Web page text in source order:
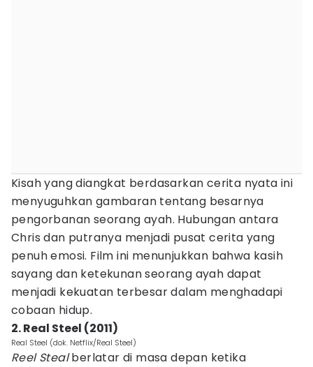
Kisah yang diangkat berdasarkan cerita nyata ini
menyuguhkan gambaran tentang besarnya
pengorbanan seorang ayah. Hubungan antara
Chris dan putranya menjadi pusat cerita yang
penuh emosi. Film ini menunjukkan bahwa kasih
sayang dan ketekunan seorang ayah dapat
menjadi kekuatan terbesar dalam menghadapi
cobaan hidup.
2. Real Steel (2011)
Real Steel (dok. Netflix/Real Steel)
Reel Stealberlatar di masa depan ketika